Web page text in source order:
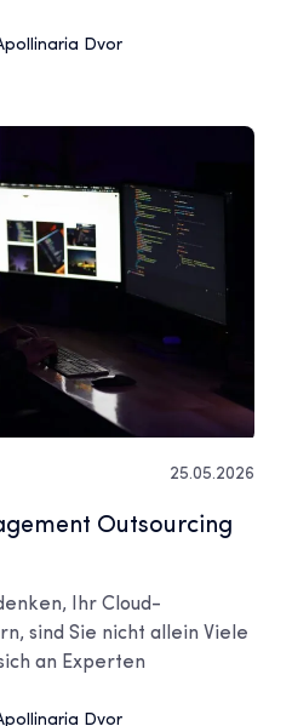
Dvor
25.05.2026
Outsourcing
Ihr Cloud-
sind Sie nicht allein Viele
an Experten
Dvor